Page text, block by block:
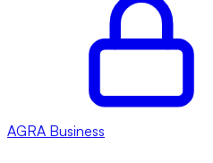
AGRA Business